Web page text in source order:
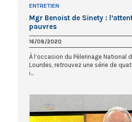
ENTRETIEN
Mgr Benoist de Sinety :
pauvres
16/08/2020
À l’occasion du Pèlerinage National
Lourdes, retrouvez une série de
i...